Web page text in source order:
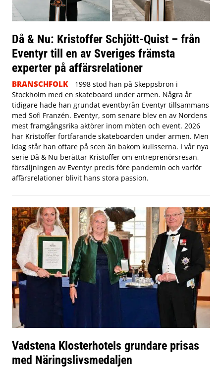
Då & Nu: Kristoffer Schjött-Quist – från
Eventyr till en av Sveriges främsta
experter på affärsrelationer
BRANSCHFOLK
1998 stod han på Skeppsbron i
Stockholm med en skateboard under armen. Några år
tidigare hade han grundat eventbyrån Eventyr tillsammans
med Sofi Franzén. Eventyr, som senare blev en av Nordens
mest framgångsrika aktörer inom möten och event. 2026
har Kristoffer fortfarande skateboarden under armen. Men
idag står han oftare på scen än bakom kulisserna. I vår nya
serie Då & Nu berättar Kristoffer om entreprenörsresan,
försäljningen av Eventyr precis före pandemin och varför
affärsrelationer blivit hans stora passion.
Vadstena Klosterhotels grundare prisas
med Näringslivsmedaljen